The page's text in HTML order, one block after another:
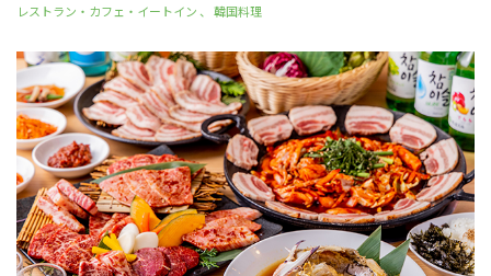
レストラン・カフェ・イートイン 、 韓国料理